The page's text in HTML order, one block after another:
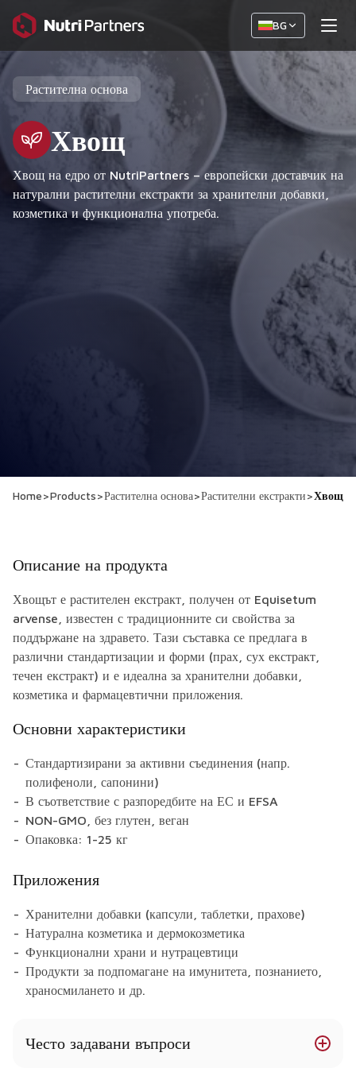
BG
Растителна основа
Хвощ
Хвощ на едро от NutriPartners – европейски доставчик на
натурални растителни екстракти за хранителни добавки,
козметика и функционална употреба.
Home>Products>Растителна основа>Растителни екстракти>Хвощ
Описание на продукта
Хвощът е растителен екстракт, получен от Equisetum
arvense , известен с традиционните си свойства за
поддържане на здравето. Тази съставка се предлага в
различни стандартизации и форми (прах, сух екстракт,
течен екстракт) и е идеална за хранителни добавки,
козметика и фармацевтични приложения.
Основни характеристики
Стандартизирани за активни съединения (напр.
полифеноли, сапонини)
В съответствие с разпоредбите на ЕС и EFSA
NON-GMO, без глутен, веган
Опаковка: 1-25 кг
Приложения
Хранителни добавки (капсули, таблетки, прахове)
Натурална козметика и дермокозметика
Функционални храни и нутрацевтици
Продукти за подпомагане на имунитета, познанието,
храносмилането и др.
Често задавани въпроси